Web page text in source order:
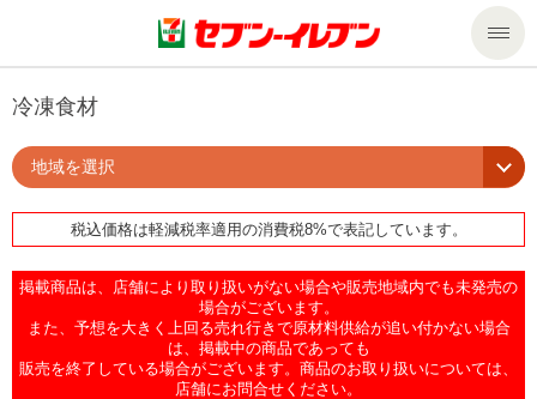
商品のご案内
商品のご案内トップ
今週の新商品
商品カテゴリ一覧
セール・キャンペーン
サービス
nanacoトップ
企業情報トップ
私たちの取組み
冷凍食材
地域を選択
税込価格は軽減税率適用の消費税8%で表記しています。
掲載商品は、店舗により取り扱いがない場合や販売地域内でも未発売の
場合がございます。
また、予想を大きく上回る売れ行きで原材料供給が追い付かない場合
は、掲載中の商品であっても
販売を終了している場合がございます。商品のお取り扱いについては、
店舗にお問合せください。